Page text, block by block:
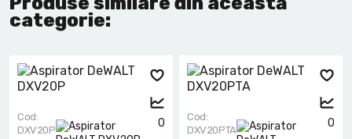
categorie:
0
Cod:
DXV20P
0
Cod:
DXV20PTA